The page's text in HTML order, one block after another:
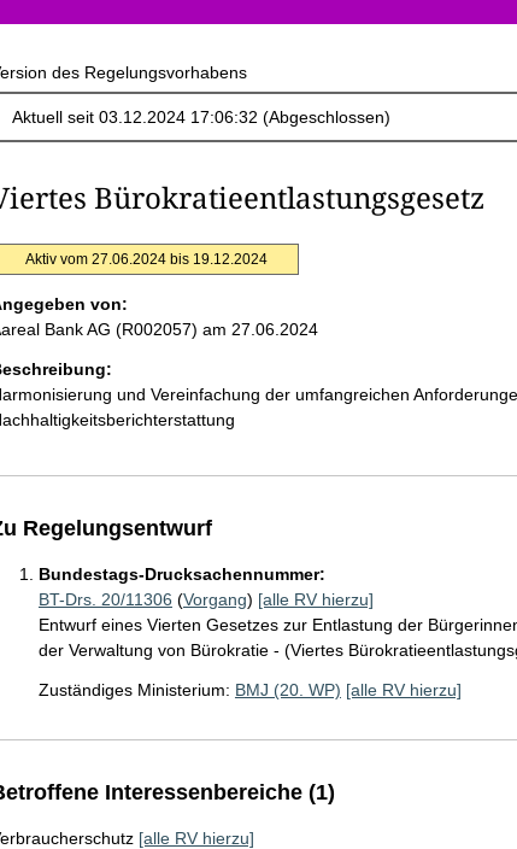
des Regelungsvorhabens
Bürokratieentlastungsgesetz
Aktiv vom 27.06.2024 bis 19.12.2024
von:
Bank AG (R002057) am 27.06.2024
und Vereinfachung der umfangreichen
Regelungsentwurf
Bundestags-Drucksachennummer:
BT-Drs. 20/11306 (Vorgang) [alle RV hierzu]
Entwurf eines Vierten Gesetzes zur Entlastung der
der Verwaltung von Bürokratie - (Viertes
Zuständiges Ministerium: BMJ (20. WP) [alle RV hierzu]
Interessenbereiche (1)
[alle RV hierzu]